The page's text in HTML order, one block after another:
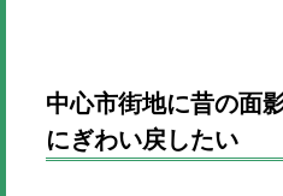
中心市街地に昔の面
にぎわい戻したい